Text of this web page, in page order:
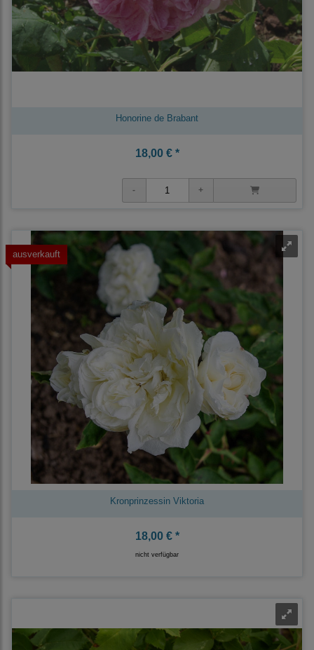
Honorine de Brabant
18,00 € *
ausverkauft
Kronprinzessin Viktoria
18,00 € *
nicht verfügbar